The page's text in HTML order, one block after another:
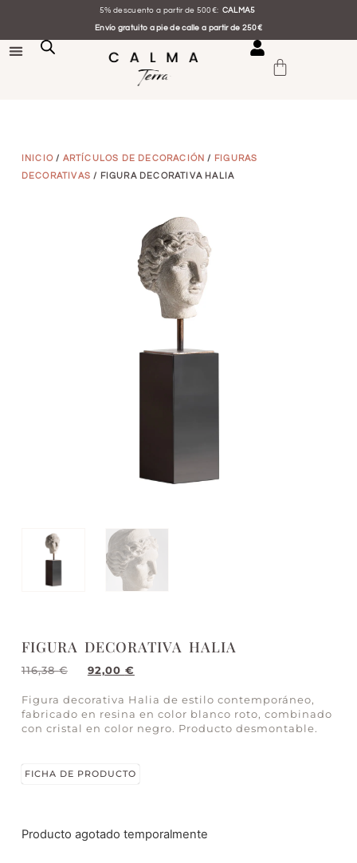
5% descuento a partir de 500€: CALMA5
Envío gratuito a pie de calle a partir de 250€
INICIO / ARTÍCULOS DE DECORACIÓN /
FIGURAS
DECORATIVAS / FIGURA DECORATIVA HALIA
FIGURA DECORATIVA HALIA
116,38€ 92,00 €
Figura decorativa Halia de estilo contemporáneo,
fabricado en resina en color blanco roto, combinado
con cristal en color negro. Producto desmontable.
FICHA DE PRODUCTO
Producto agotado temporalmente